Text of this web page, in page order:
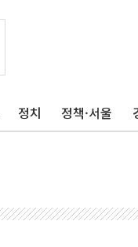
정치 정책·서울